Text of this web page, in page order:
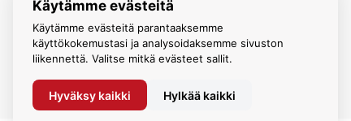
Käytämme evästeitä
Käytämme evästeitä parantaaksemme
käyttökokemustasi ja analysoidaksemme sivuston
liikennettä. Valitse mitkä evästeet sallit.
Hyväksy kaikki Hylkää kaikki